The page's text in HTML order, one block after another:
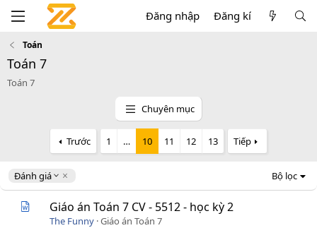
Đăng nhập Đăng kí
Toán
Toán 7
Toán 7
Chuyên mục
Trước 1 … 10 11 12 13 Tiếp
Đánh giá
D
e
Bộ lọc
Giáo án Toán 7 CV - 5512 - học kỳ 2
The Funny Giáo án Toán 7